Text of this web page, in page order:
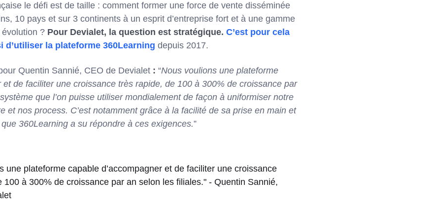
le défi est de taille : comment former une force de vente disséminée
10 pays et sur 3 continents à un esprit d’entreprise fort et à une gamme
? Pour Devialet, la question est stratégique. C’est pour cela
d’utiliser la plateforme 360Learning depuis 2017.
Quentin Sannié, CEO de Devialet : “Nous voulions une plateforme
et de faciliter une croissance très rapide, de 100 à 300% de croissance par
que l’on puisse utiliser mondialement de façon à uniformiser notre
et nos process. C’est notamment grâce à la facilité de sa prise en main et
360Learning a su répondre à ces exigences.”
une plateforme capable d’accompagner et de faciliter une croissance
100 à 300% de croissance par an selon les filiales." - Quentin Sannié,